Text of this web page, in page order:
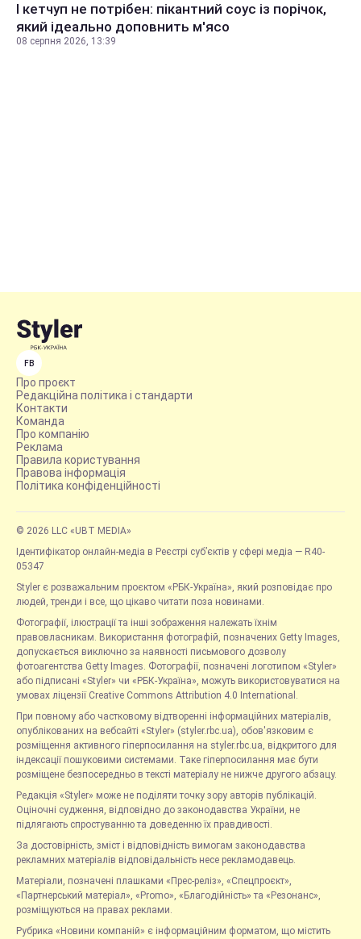
І кетчуп не потрібен: пікантний соус із порічок,
який ідеально доповнить м'ясо
08 серпня 2026, 13:39
FB
Про проєкт
Редакційна політика і стандарти
Контакти
Команда
Про компанію
Реклама
Правила користування
Правова інформація
Політика конфіденційності
© 2026 LLC «UBT MEDIA»
Ідентифікатор онлайн-медіа в Реєстрі суб’єктів у сфері медіа — R40-
05347
Styler є розважальним проєктом «РБК-Україна», який розповідає про
людей, тренди і все, що цікаво читати поза новинами.
Фотографії, ілюстрації та інші зображення належать їхнім
правовласникам. Використання фотографій, позначених Getty Images,
допускається виключно за наявності письмового дозволу
фотоагентства Getty Images. Фотографії, позначені логотипом «Styler»
або підписані «Styler» чи «РБК-Україна», можуть використовуватися на
умовах ліцензії Creative Commons Attribution 4.0 International.
При повному або частковому відтворенні інформаційних матеріалів,
опублікованих на вебсайті «Styler» (styler.rbc.ua), обов'язковим є
розміщення активного гіперпосилання на styler.rbc.ua, відкритого для
індексації пошуковими системами. Таке гіперпосилання має бути
розміщене безпосередньо в тексті матеріалу не нижче другого абзацу.
Редакція «Styler» може не поділяти точку зору авторів публікацій.
Оціночні судження, відповідно до законодавства України, не
підлягають спростуванню та доведенню їх правдивості.
За достовірність, зміст і відповідність вимогам законодавства
рекламних матеріалів відповідальність несе рекламодавець.
Матеріали, позначені плашками «Прес-реліз», «Спецпроєкт»,
«Партнерський матеріал», «Promo», «Благодійність» та «Резонанс»,
розміщуються на правах реклами.
Рубрика «Новини компаній» є інформаційним форматом, що містить